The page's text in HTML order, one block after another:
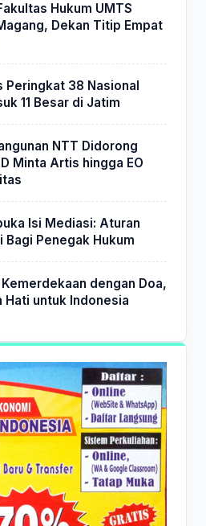
Hukum UMTS
Dekan Titip Empat
Peringkat 38 Nasional
11 Besar di Jatim
NTT Didorong
Minta Artis hingga EO
Isi Mediasi: Aturan
Bagi Penegak Hukum
dengan Doa,
Hati untuk Indonesia